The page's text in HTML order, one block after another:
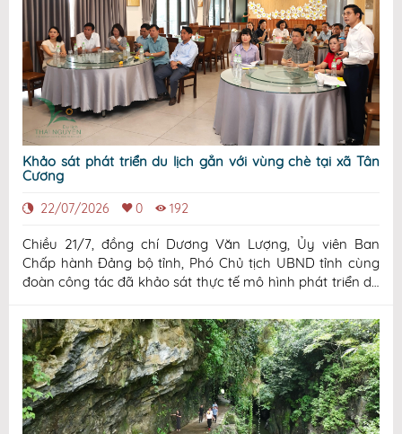
Khảo sát phát triển du lịch gắn với vùng chè tại xã Tân
Cương
22/07/2026 0 192
Chiều 21/7, đồng chí Dương Văn Lượng, Ủy viên Ban
Chấp hành Đảng bộ tỉnh, Phó Chủ tịch UBND tỉnh cùng
đoàn công tác đã khảo sát thực tế mô hình phát triển du
có lãnh đạo các sở, ngành, địa phương và các đơn vị liên
quan. Trong chương trình, đoàn